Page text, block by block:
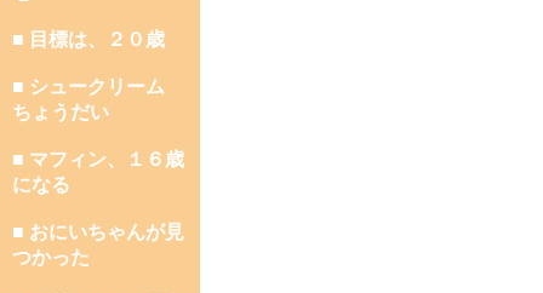
■ 目標は、２０歳
■ シュークリーム
ちょうだい
■ マフィン、１６歳
になる
■ おにいちゃんが見
つかった